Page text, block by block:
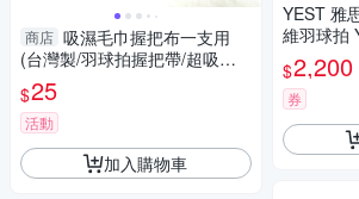
商店 吸濕毛巾握把布一支用
(台灣製/羽球拍握把帶/超吸汗/
球具/羽毛球/GetSport)
$25
活動
加入購物車
YEST 雅
維羽球拍
$2,200
券